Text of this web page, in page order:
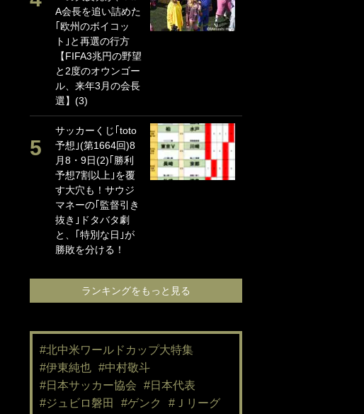
A会長を追い詰めた
｢欧州のボイコッ
ト｣と再選の行方
【FIFA3兆円の野望
と2度のオウンゴー
ル、来年3月の会長
選】(3)
サッカーくじ｢toto
予想｣(第1664回)8
月8・9日(2)｢勝利
予想7割以上｣を覆
す大穴も！サウジ
マネーの｢監督引き
抜き｣ドタバタ劇
と、｢特別な日｣が
勝敗を分ける！
ランキングをもっと見る
#北中米ワールドカップ大特集
#伊東純也 #中村敬斗
#日本サッカー協会
#日本代表
#ジュビロ磐田
#ゲンク
#Ｊリーグ